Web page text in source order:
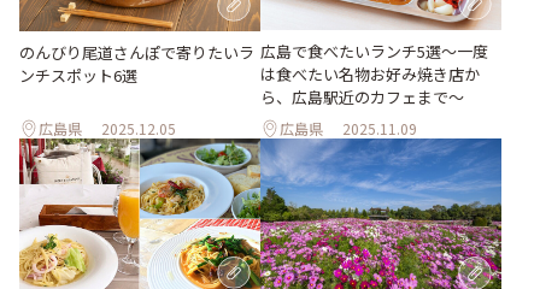
のんびり尾道さんぽで寄りたいラ
ンチスポット6選
広島県 2025.12.05
広島で食べたいランチ5選～一度
は食べたい名物お好み焼き店か
ら、広島駅近のカフェまで～
広島県 2025.11.09